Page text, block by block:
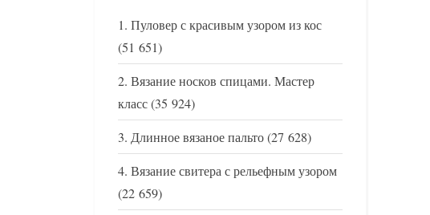
Пуловер с красивым узором из кос
(51 651)
Вязание носков спицами. Мастер
класс(35 924)
Длинное вязаное пальто(27 628)
Вязание свитера с рельефным узором
(22 659)